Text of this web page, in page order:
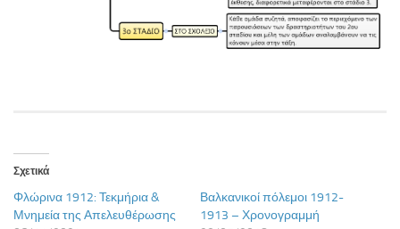
Σχετικά
Φλώρινα 1912: Τεκμήρια &
Μνημεία της Απελευθέρωσης
Βαλκανικοί πόλεμοι 1912-
1913 – Χρονογραμμή